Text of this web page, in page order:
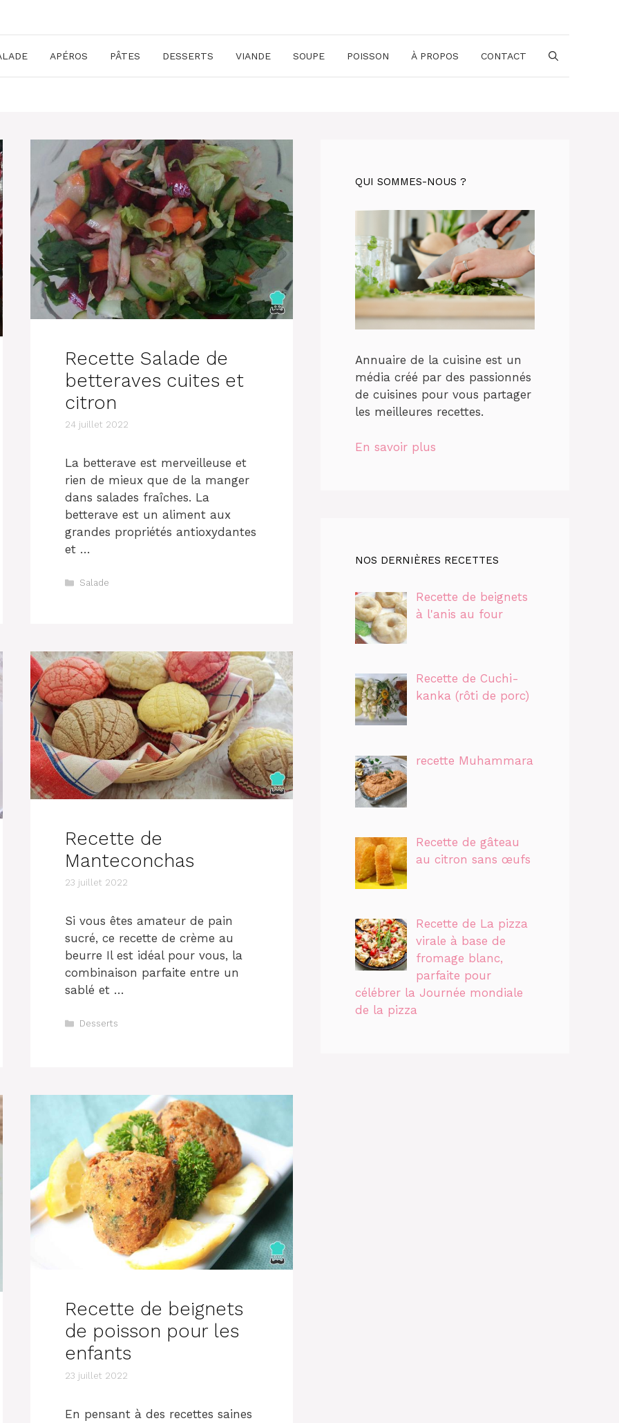
APÉROS PÂTES DESSERTS VIANDE SOUPE POISSON À PROPOS CONTACT
Recette Salade de
betteraves cuites et
citron
24 juillet 2022
La betterave est merveilleuse et
rien de mieux que de la manger
dans salades fraîches. La
betterave est un aliment aux
grandes propriétés antioxydantes
et …
Catégories
Salade
Recette de
Manteconchas
23 juillet 2022
Si vous êtes amateur de pain
sucré, ce recette de crème au
beurre Il est idéal pour vous, la
combinaison parfaite entre un
sablé et …
Catégories
Desserts
Recette de beignets
de poisson pour les
enfants
23 juillet 2022
En pensant à des recettes saines
QUI SOMMES-NOUS ?
Annuaire de la cuisine est un
média créé par des passionnés
de cuisines pour vous partager
les meilleures recettes.
En savoir plus
NOS DERNIÈRES RECETTES
Recette de beignets
à l'anis au four
Recette de Cuchi-
kanka (rôti de porc)
recette Muhammara
Recette de gâteau
au citron sans œufs
Recette de La pizza
virale à base de
fromage blanc,
parfaite pour
célébrer la Journée mondiale
de la pizza